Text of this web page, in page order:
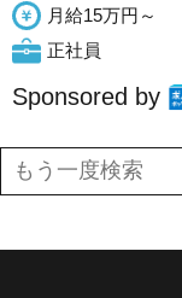
月給15万円～
正社員
Sponsored by